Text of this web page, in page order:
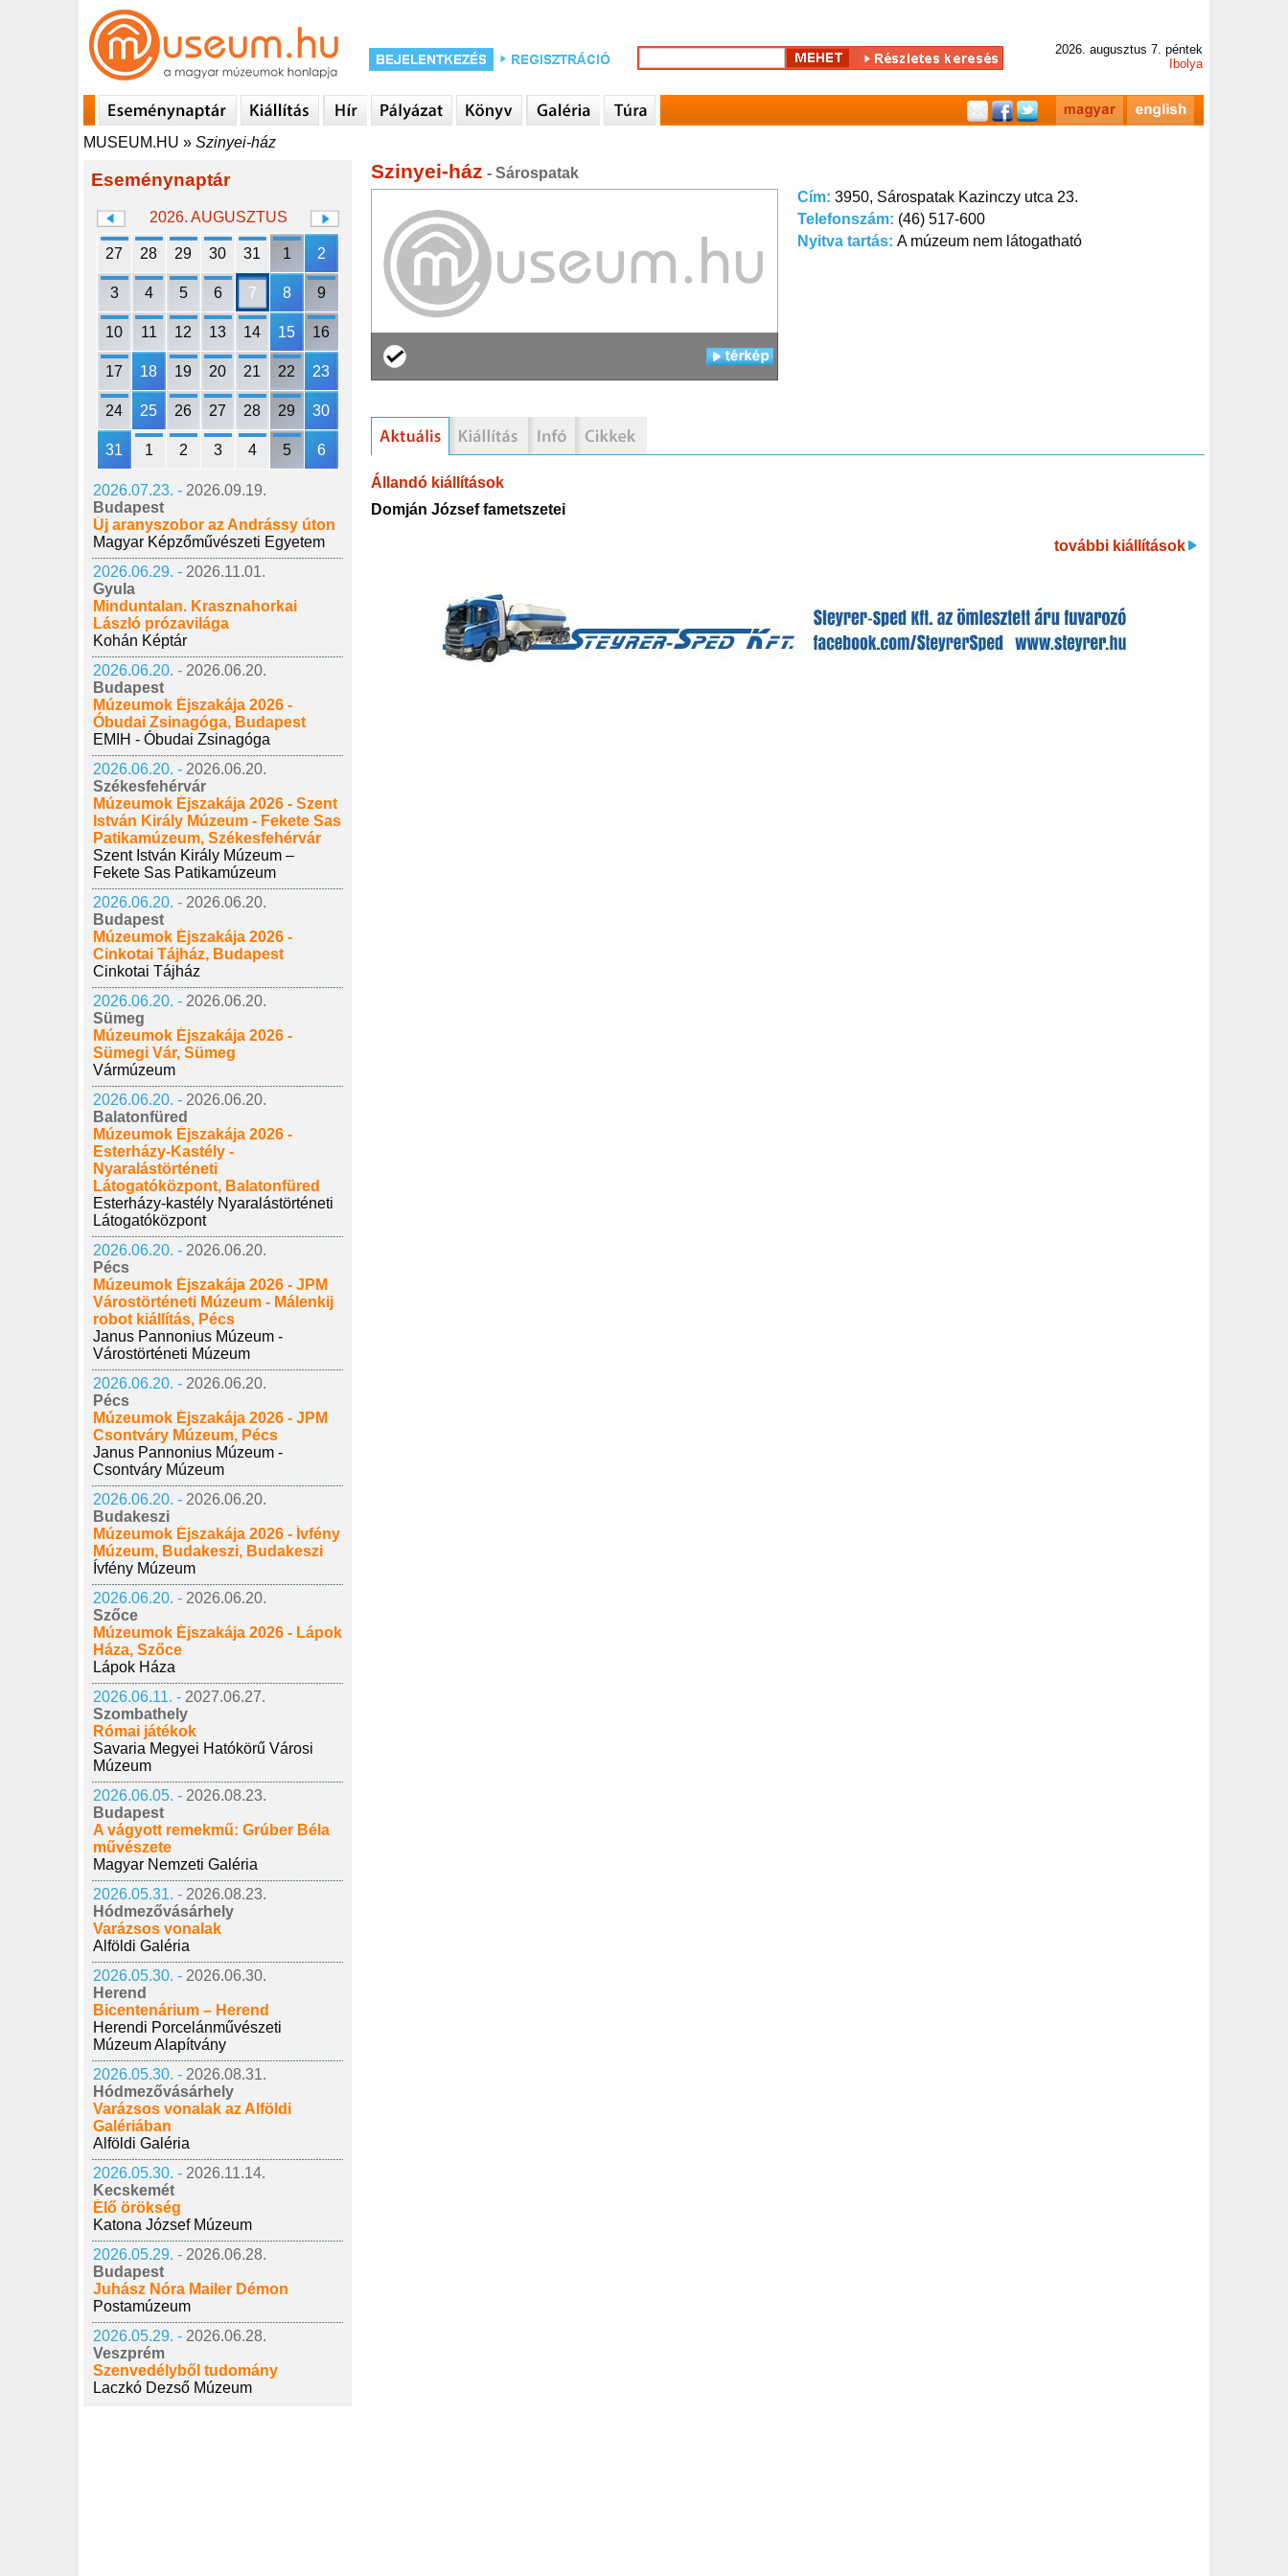
2026. augusztus 7. péntek
Ibolya
MUSEUM.HU » Szinyei-ház
Eseménynaptár
2026. AUGUSZTUS
27 28 29 30 31 1 2
3 4 5 6 7 8 9
10 11 12 13 14 15 16
17 18 19 20 21 22 23
24 25 26 27 28 29 30
31 1 2 3 4 5 6
2026.07.23. - 2026.09.19.
Budapest
Új aranyszobor az Andrássy úton
Magyar Képzőművészeti Egyetem
2026.06.29. - 2026.11.01.
Gyula
Minduntalan. Krasznahorkai
László prózavilága
Kohán Képtár
2026.06.20. - 2026.06.20.
Budapest
Múzeumok Éjszakája 2026 -
Óbudai Zsinagóga, Budapest
EMIH - Óbudai Zsinagóga
2026.06.20. - 2026.06.20.
Székesfehérvár
Múzeumok Éjszakája 2026 - Szent
István Király Múzeum - Fekete Sas
Patikamúzeum, Székesfehérvár
Szent István Király Múzeum –
Fekete Sas Patikamúzeum
2026.06.20. - 2026.06.20.
Budapest
Múzeumok Éjszakája 2026 -
Cinkotai Tájház, Budapest
Cinkotai Tájház
2026.06.20. - 2026.06.20.
Sümeg
Múzeumok Éjszakája 2026 -
Sümegi Vár, Sümeg
Vármúzeum
2026.06.20. - 2026.06.20.
Balatonfüred
Múzeumok Éjszakája 2026 -
Esterházy-Kastély -
Nyaralástörténeti
Látogatóközpont, Balatonfüred
Esterházy-kastély Nyaralástörténeti
Látogatóközpont
2026.06.20. - 2026.06.20.
Pécs
Múzeumok Éjszakája 2026 - JPM
Várostörténeti Múzeum - Málenkij
robot kiállítás, Pécs
Janus Pannonius Múzeum -
Várostörténeti Múzeum
2026.06.20. - 2026.06.20.
Pécs
Múzeumok Éjszakája 2026 - JPM
Csontváry Múzeum, Pécs
Janus Pannonius Múzeum -
Csontváry Múzeum
2026.06.20. - 2026.06.20.
Budakeszi
Múzeumok Éjszakája 2026 - Ívfény
Múzeum, Budakeszi, Budakeszi
Ívfény Múzeum
2026.06.20. - 2026.06.20.
Szőce
Múzeumok Éjszakája 2026 - Lápok
Háza, Szőce
Lápok Háza
2026.06.11. - 2027.06.27.
Szombathely
Római játékok
Savaria Megyei Hatókörű Városi
Múzeum
2026.06.05. - 2026.08.23.
Budapest
A vágyott remekmű: Grúber Béla
művészete
Magyar Nemzeti Galéria
2026.05.31. - 2026.08.23.
Hódmezővásárhely
Varázsos vonalak
Alföldi Galéria
2026.05.30. - 2026.06.30.
Herend
Bicentenárium – Herend
Herendi Porcelánművészeti
Múzeum Alapítvány
2026.05.30. - 2026.08.31.
Hódmezővásárhely
Varázsos vonalak az Alföldi
Galériában
Alföldi Galéria
2026.05.30. - 2026.11.14.
Kecskemét
Élő örökség
Katona József Múzeum
2026.05.29. - 2026.06.28.
Budapest
Juhász Nóra Mailer Démon
Postamúzeum
2026.05.29. - 2026.06.28.
Veszprém
Szenvedélyből tudomány
Laczkó Dezső Múzeum
Szinyei-ház - Sárospatak
Cím: 3950, Sárospatak Kazinczy utca 23.
Telefonszám: (46) 517-600
Nyitva tartás: A múzeum nem látogatható
Állandó kiállítások
Domján József fametszetei
további kiállítások